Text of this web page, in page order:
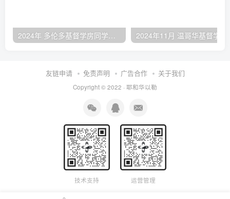
2024年 多伦多基督学房同学聚会：有福的教会（帖后1：1-5） 刘志雄
友链申请 免责声明 广告合作 关于我们
Copyright © 2022 · 耶和华以勒
技术支持 运营管理